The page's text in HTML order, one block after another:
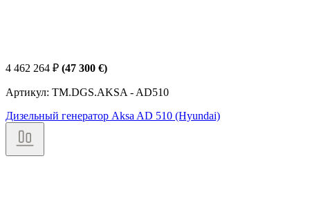
4 462 264 ₽ (47 300 €)
Артикул: TM.DGS.AKSA - AD510
Дизельный генератор Aksa AD 510 (Hyundai)